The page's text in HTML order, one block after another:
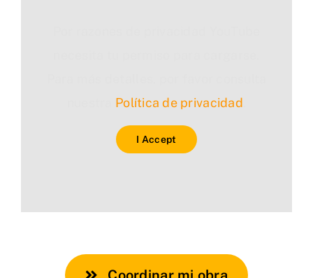
Política de privacidad
I Accept